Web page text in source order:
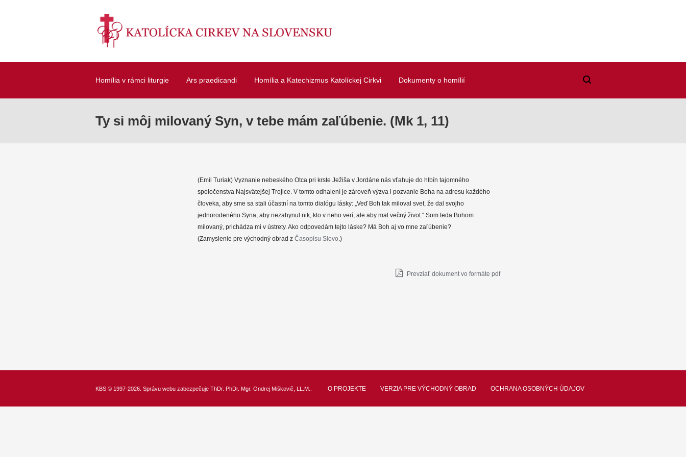
Homília v rámci liturgie Ars praedicandi Homília a Katechizmus Katolíckej Cirkvi Dokumenty o homílií
Ty si môj milovaný Syn, v tebe mám zaľúbenie. (Mk 1, 11)
(Emil Turiak) Vyznanie nebeského Otca pri krste Ježiša v Jordáne nás vťahuje do hlbín tajomného
spoločenstva Najsvätejšej Trojice. V tomto odhalení je zároveň výzva i pozvanie Boha na adresu každého
človeka, aby sme sa stali účastní na tomto dialógu lásky: „Veď Boh tak miloval svet, že dal svojho
jednorodeného Syna, aby nezahynul nik, kto v neho verí, ale aby mal večný život.“ Som teda Bohom
milovaný, prichádza mi v ústrety. Ako odpovedám tejto láske? Má Boh aj vo mne zaľúbenie?
(Zamyslenie pre východný obrad z Časopisu Slovo.)
Prevziať dokument vo formáte pdf
KBS © 1997-2026. Správu webu zabezpečuje ThDr. PhDr. Mgr. Ondrej Miškovič, LL.M. O PROJEKTE VERZIA PRE VÝCHODNÝ OBRAD OCHRANA OSOBNÝCH ÚDAJOV